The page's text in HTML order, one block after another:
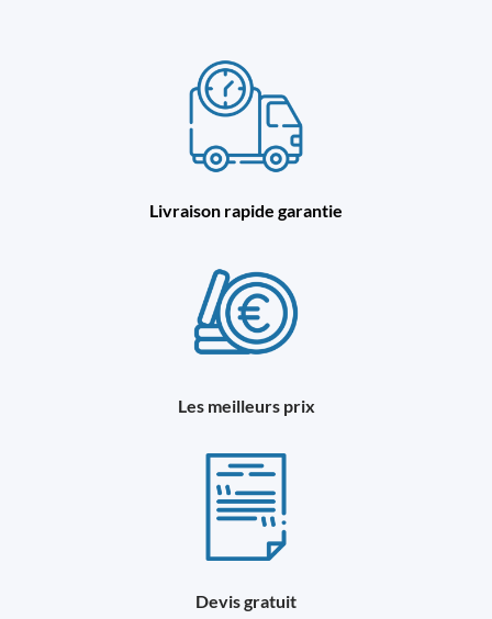
Livraison rapide garantie
Les meilleurs prix
Devis gratuit